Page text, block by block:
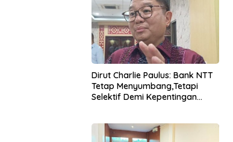
Dirut Charlie Paulus: Bank NTT
Tetap Menyumbang,Tetapi
Selektif Demi Kepentingan